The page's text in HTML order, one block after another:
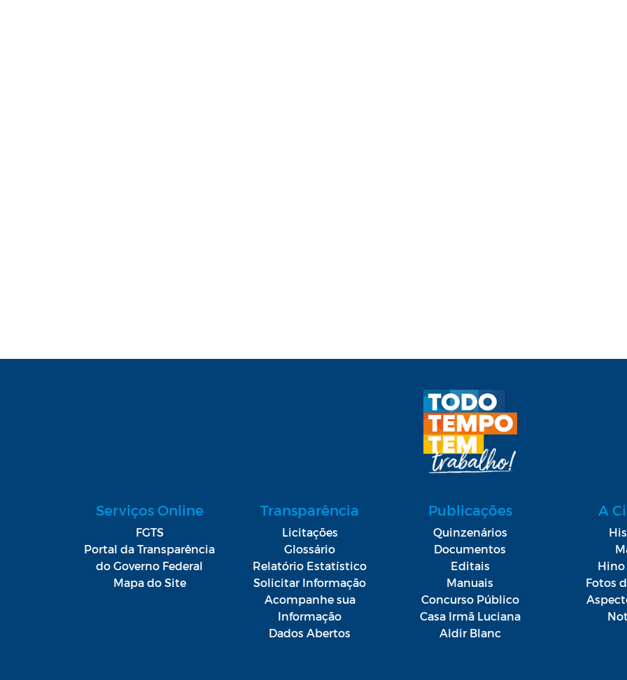
Serviços Online
FGTS
Portal da Transparência
do Governo Federal
Mapa do Site
Transparência
Licitações
Glossário
Relatório Estatístico
Solicitar Informação
Acompanhe sua
Informação
Dados Abertos
Publicações
Quinzenários
Documentos
Editais
Manuais
Concurso Público
Casa Irmã Luciana
Aldir Blanc
A
Fotos